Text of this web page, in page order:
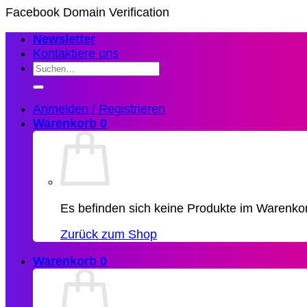
Facebook Domain Verification
Newsletter
Kontaktiere uns
Suchen
Anmelden / Registrieren
Warenkorb 0
Es befinden sich keine Produkte im
Zurück zum Shop
Warenkorb 0